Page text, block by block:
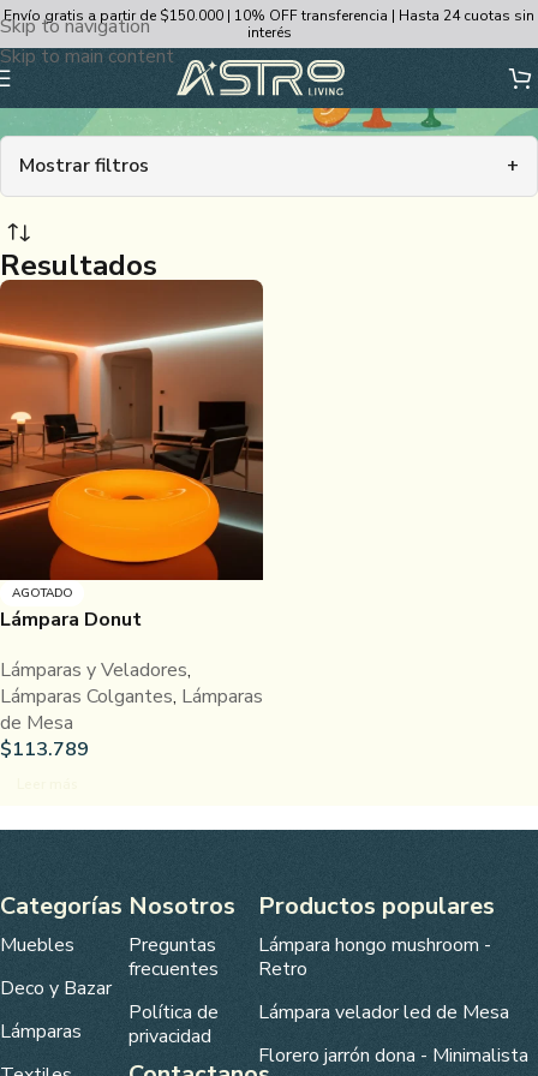
Skip to navigation
Skip to main content
Envío gratis a partir de $150.000 | 10% OFF transferencia | Hasta 24 cuotas sin
interés
Lámparas Colgantes
Mostrar filtros +
Resultados
AGOTADO
Lámpara Donut
Lámparas y Veladores,
Lámparas Colgantes, Lámparas
de Mesa
$113.789
Categorías
Muebles
Deco y Bazar
Lámparas
Nosotros
Preguntas
frecuentes
Política de
privacidad
Productos populares
Lámpara hongo mushroom -
Retro
Lámpara velador led de Mesa
Florero jarrón dona - Minimalista